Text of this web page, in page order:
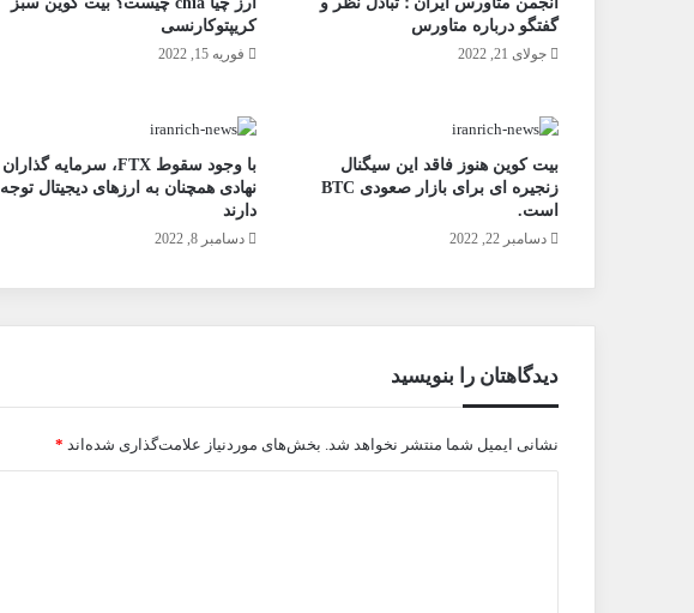
گفتگو درباره متاورس
جولای 21, 2022
کریپتوکارنسی
فوریه 15, 2022
بیت کوین هنوز فاقد این سیگنال
زنجیره ای برای بازار صعودی BTC
است.
دسامبر 22, 2022
با وجود سقوط FTX، سرمایه گذاران
نهادی همچنان به ارزهای دیجیتال توجه
دارند
دسامبر 8, 2022
دیدگاهتان را بنویسید
نشانی ایمیل شما منتشر نخواهد شد. بخش‌های موردنیاز علامت‌گذاری شده‌اند *